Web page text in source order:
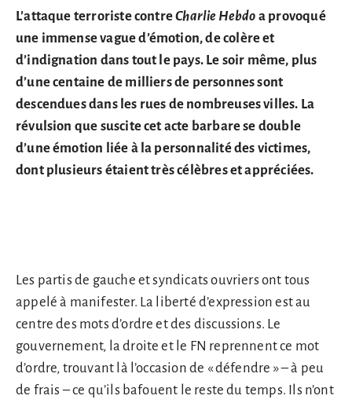
L’attaque terroriste contreCharlie Hebdo a provoqué
une immense vague d’émotion, de colère et
d’indignation dans tout le pays. Le soir même, plus
d’une centaine de milliers de personnes sont
descendues dans les rues de nombreuses villes. La
révulsion que suscite cet acte barbare se double
d’une émotion liée à la personnalité des victimes,
dont plusieurs étaient très célèbres et appréciées.
Les partis de gauche et syndicats ouvriers ont tous
appelé à manifester. La liberté d’expression est au
centre des mots d’ordre et des discussions. Le
gouvernement, la droite et le FN reprennent ce mot
d’ordre, trouvant là l’occasion de « défendre » – à peu
de frais – ce qu’ils bafouent le reste du temps. Ils n’ont